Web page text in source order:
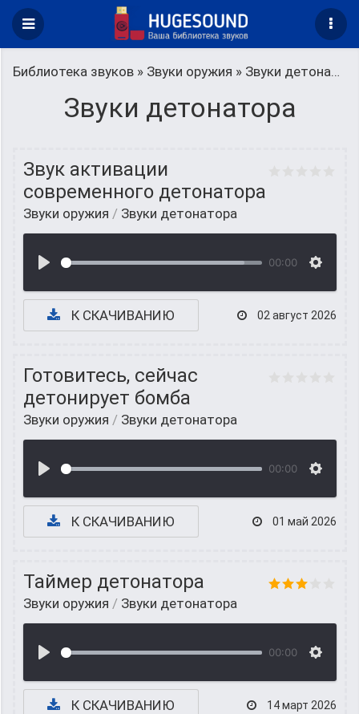
Библиотека звуков » Звуки оружия » Звуки детонатора
Звуки детонатора
Звук активации
современного детонатора
Звуки оружия / Звуки детонатора
00:00
К СКАЧИВАНИЮ 02 август 2026
Готовитесь, сейчас
детонирует бомба
Звуки оружия / Звуки детонатора
00:00
К СКАЧИВАНИЮ 01 май 2026
Таймер детонатора
Звуки оружия / Звуки детонатора
00:00
К СКАЧИВАНИЮ 14 март 2026